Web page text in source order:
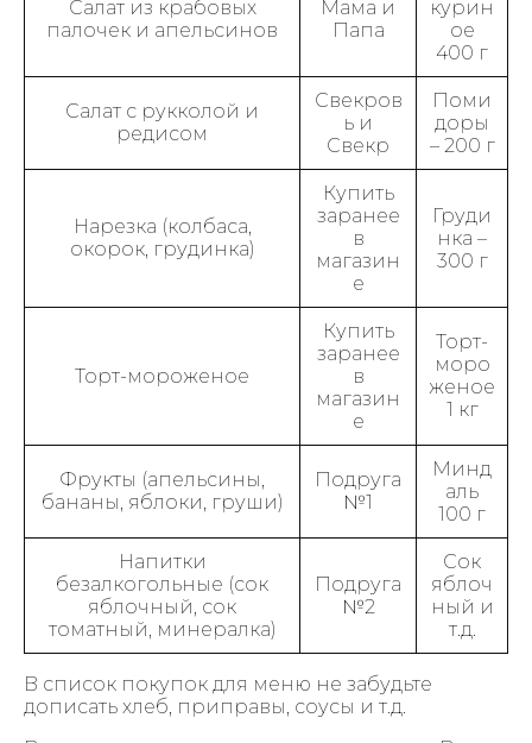
Салат из крабовых
палочек и апельсинов
Мама и
Папа
курин
ое
400 г
Салат с рукколой и
редисом
Свекров
ь и
Свекр
Поми
доры
– 200 г
Нарезка (колбаса,
окорок, грудинка)
Купить
заранее
в
магазин
е
Груди
нка –
300 г
Торт-мороженое
Купить
заранее
в
магазин
е
Торт-
моро
женое
1 кг
Фрукты (апельсины,
бананы, яблоки, груши)
Подруга
№1
Минд
аль
100 г
Напитки
безалкогольные (сок
яблочный, сок
томатный, минералка)
Подруга
№2
Сок
яблоч
ный и
т.д.
В список покупок для меню не забудьте
дописать хлеб, приправы, соусы и т.д.